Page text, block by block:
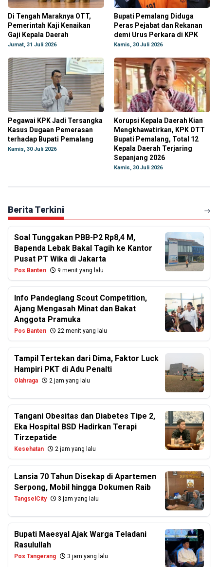
Di Tengah Maraknya OTT,
Pemerintah Kaji Kenaikan
Gaji Kepala Daerah
Jumat, 31 Juli 2026
Bupati Pemalang Diduga
Peras Pejabat dan Rekanan
demi Urus Perkara di KPK
Kamis, 30 Juli 2026
Pegawai KPK Jadi Tersangka
Kasus Dugaan Pemerasan
terhadap Bupati Pemalang
Kamis, 30 Juli 2026
Korupsi Kepala Daerah Kian
Mengkhawatirkan, KPK OTT
Bupati Pemalang, Total 12
Kepala Daerah Terjaring
Sepanjang 2026
Kamis, 30 Juli 2026
Berita Terkini
Soal Tunggakan PBB-P2 Rp8,4 M,
Bapenda Lebak Bakal Tagih ke Kantor
Pusat PT Wika di Jakarta
Pos Banten 9 menit yang lalu
Info Pandeglang Scout Competition,
Ajang Mengasah Minat dan Bakat
Anggota Pramuka
Pos Banten 22 menit yang lalu
Tampil Tertekan dari Dima, Faktor Luck
Hampiri PKT di Adu Penalti
Olahraga 2 jam yang lalu
Tangani Obesitas dan Diabetes Tipe 2,
Eka Hospital BSD Hadirkan Terapi
Tirzepatide
Kesehatan 2 jam yang lalu
Lansia 70 Tahun Disekap di Apartemen
Serpong, Mobil hingga Dokumen Raib
TangselCity 3 jam yang lalu
Bupati Maesyal Ajak Warga Teladani
Rasulullah
Pos Tangerang 3 jam yang lalu